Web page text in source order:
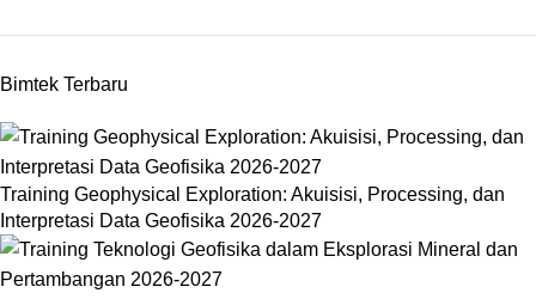
Bimtek Terbaru
Training Geophysical Exploration: Akuisisi, Processing, dan
Interpretasi Data Geofisika 2026-2027